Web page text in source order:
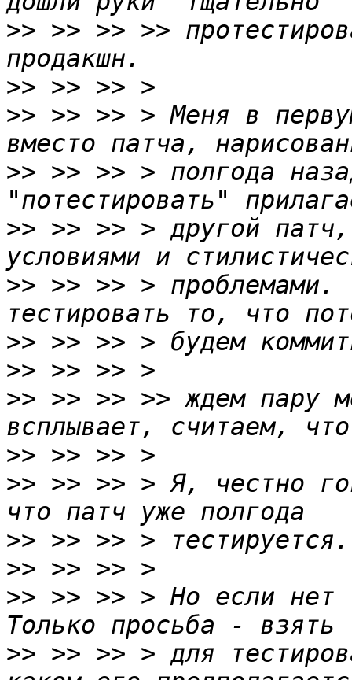
>> >> >> >>
>>
>> >> >> > Меня в
>> >> >> > полгода
>> >> >> > другой
>> >> >> > проблемами.
>>
>>
>> >> >> >> ждем пару
>>
>> >> >> > Я, честно
>>
>>
>> >> >> > Но если
>> >> >> > для